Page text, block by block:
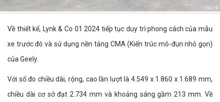
Về thiết kế, Lynk & Co 01 2024 tiếp tục duy trì phong cách của mẫu
xe trước đó và sử dụng nền tảng CMA (Kiến trúc mô-đun nhỏ gọn)
của Geely.
Với số đo chiều dài, rộng, cao lần lượt là 4.549 x 1.860 x 1.689 mm,
chiều dài cơ sở đạt 2.734 mm và khoảng sáng gầm 213 mm. Về